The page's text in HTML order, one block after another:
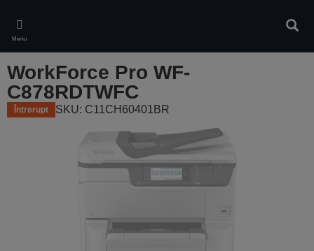
main
content
Meniu
WorkForce Pro WF-
C878RDTWFC
Întrerupt SKU: C11CH60401BR